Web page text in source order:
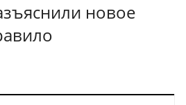
новое